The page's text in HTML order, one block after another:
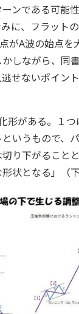
ンである可能
に、フラット
がA波の始点を
しながら、同
せないポイン
形がある。１
いうもので、
り下がること
状となる」（